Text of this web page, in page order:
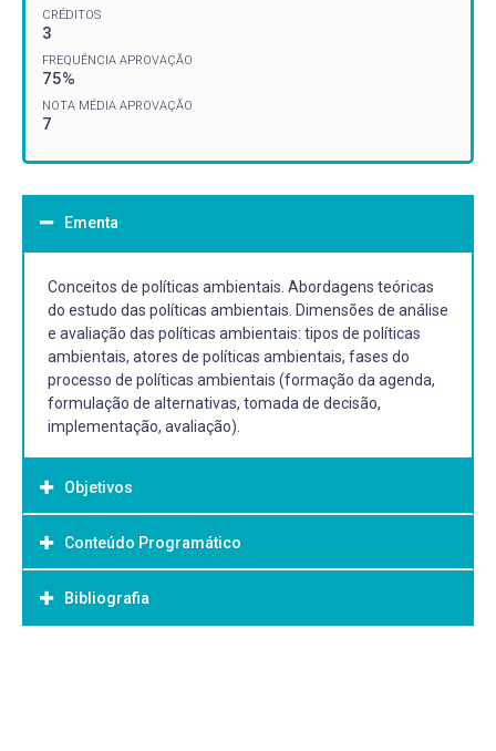
CRÉDITOS
3
FREQUÊNCIA APROVAÇÃO
75%
NOTA MÉDIA APROVAÇÃO
7
Ementa
Conceitos de políticas ambientais. Abordagens teóricas
do estudo das políticas ambientais. Dimensões de análise
e avaliação das políticas ambientais: tipos de políticas
ambientais, atores de políticas ambientais, fases do
processo de políticas ambientais (formação da agenda,
formulação de alternativas, tomada de decisão,
implementação, avaliação).
Objetivos
Objetivo Geral:
GERAL: Proporcionar ao aluno o conhecimento teórico e
prático sobre análise e avaliação de políticas ambientais.
Conteúdo Programático
Bibliografia